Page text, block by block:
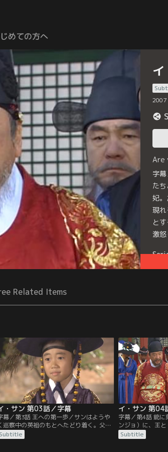
めての方へ
2007
Are
字
た
妃
現
と
激
Related Items
・サン 第03話／字幕
幕／第3話 王への第一歩／サンはようや
巡察中の英祖のもとへたどり着く。父の
いた絵を一目だけでも見てほしいと懇願
るサンだが、英祖はまるで取り合わず、
Subtitle
イ・サン 第04
字幕／第4話 銃
ンジョ）に、王
しむ心」を行動
して認められる
Subtitle